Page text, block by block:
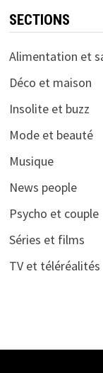
SECTIONS
Alimentation et
Déco et maison
Insolite et buzz
Mode et beauté
Musique
News people
Psycho et couple
Séries et films
TV et téléréalités